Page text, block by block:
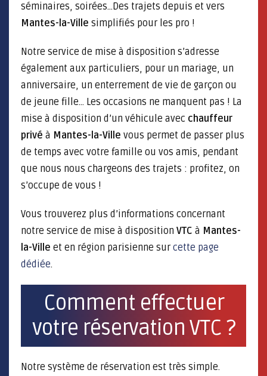
séminaires, soirées…Des trajets depuis et vers
Mantes-la-Ville simplifiés pour les pro !
Notre service de mise à disposition s’adresse
également aux particuliers, pour un mariage, un
anniversaire, un enterrement de vie de garçon ou
de jeune fille… Les occasions ne manquent pas ! La
mise à disposition d’un véhicule avec chauffeur
privé à Mantes-la-Ville vous permet de passer plus
de temps avec votre famille ou vos amis, pendant
que nous nous chargeons des trajets : profitez, on
s’occupe de vous !
Vous trouverez plus d’informations concernant
notre service de mise à disposition VTC à Mantes-
la-Ville et en région parisienne sur cette page
dédiée.
Comment effectuer
votre réservation VTC ?
Notre système de réservation est très simple.